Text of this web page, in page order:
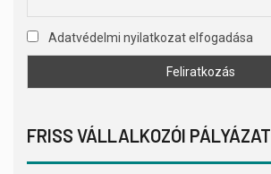
Adatvédelmi nyilatkozat elfogadása
FRISS VÁLLALKOZÓI PÁLYÁZAT